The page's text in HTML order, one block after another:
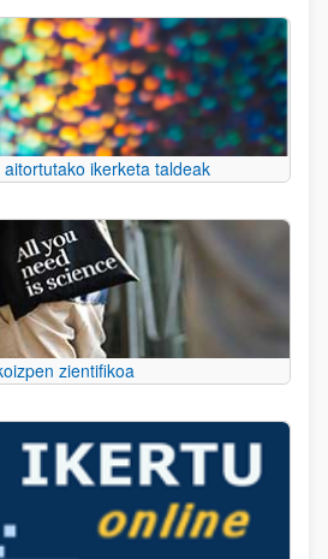
aitortutako ikerketa taldeak
zientifikoa